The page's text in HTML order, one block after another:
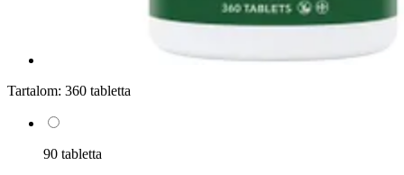
Tartalom: 360 tabletta
90 tabletta